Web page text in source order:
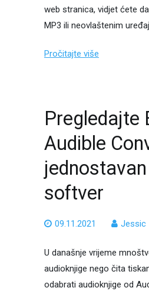
web stranica, vidjet ćete
MP3 ili neovlaštenim
Pročitajte više
Pregledajte
Audible
softver
09.11.2021 Jessic
U današnje vrijeme
audioknjige nego čita
odabrati audioknjige od